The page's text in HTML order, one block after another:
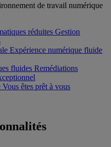
de travail numérique
réduites Gestion
Expérience numérique fluide
fluides Remédiations
Vous êtes prêt à vous